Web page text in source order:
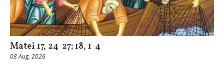
Matei 17, 24-27; 18, 1-4
08 Aug, 2026